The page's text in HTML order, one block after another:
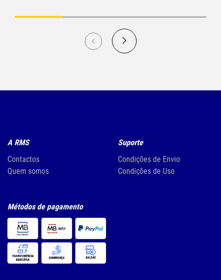
A RMS
Contactos
Quem somos
Suporte
Condições de Envio
Condições de Uso
Métodos de pagamento